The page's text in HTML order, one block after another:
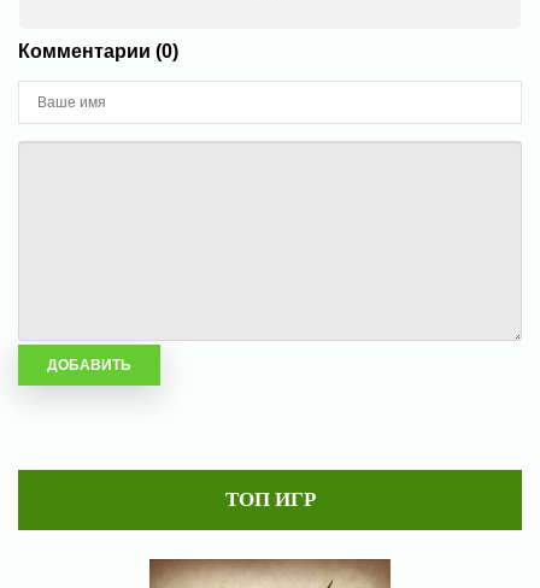
Комментарии (0)
ТОП ИГР